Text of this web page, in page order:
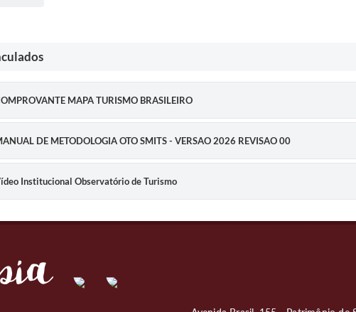
MAPA TURISMO BRASILEIRO
DE METODOLOGIA OTO SMITS - VERSAO 2026 REVISAO 00
Institucional Observatório de Turismo